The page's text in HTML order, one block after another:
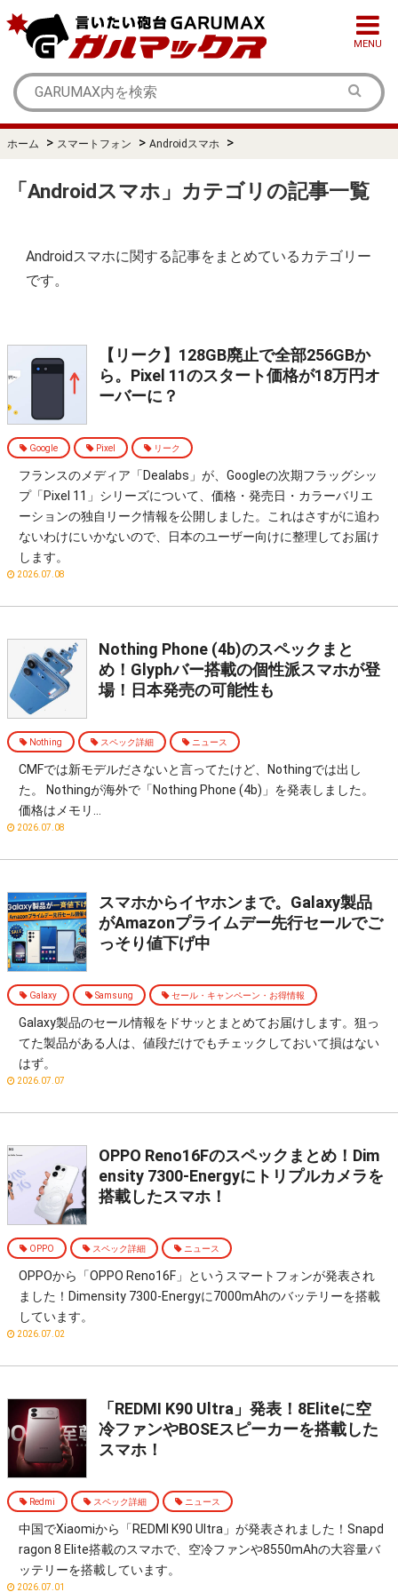
MENU
ホーム > スマートフォン > Androidスマホ >
「Androidスマホ」カテゴリの記事一覧
Androidスマホに関する記事をまとめているカテゴリー
です。
【リーク】128GB廃止で全部256GBか
ら。Pixel 11のスタート価格が18万円オ
ーバーに？
Google Pixel リーク
フランスのメディア「Dealabs」が、Googleの次期フラッグシッ
プ「Pixel 11」シリーズについて、価格・発売日・カラーバリエ
ーションの独自リーク情報を公開しました。これはさすがに追わ
ないわけにいかないので、日本のユーザー向けに整理してお届け
します。
2026.07.08
Nothing Phone (4b)のスペックまと
め！Glyphバー搭載の個性派スマホが登
場！日本発売の可能性も
Nothing スペック詳細 ニュース
CMFでは新モデルださないと言ってたけど、Nothingでは出し
た。 Nothingが海外で「Nothing Phone (4b)」を発表しました。
価格はメモリ…
2026.07.08
スマホからイヤホンまで。Galaxy製品
がAmazonプライムデー先行セールでご
っそり値下げ中
Galaxy Samsung セール・キャンペーン・お得情報
Galaxy製品のセール情報をドサッとまとめてお届けします。狙っ
てた製品がある人は、値段だけでもチェックしておいて損はない
はず。
2026.07.07
OPPO Reno16Fのスペックまとめ！Dim
ensity 7300-Energyにトリプルカメラを
搭載したスマホ！
OPPO スペック詳細 ニュース
OPPOから「OPPO Reno16F」というスマートフォンが発表され
ました！Dimensity 7300-Energyに7000mAhのバッテリーを搭載
しています。
2026.07.02
「REDMI K90 Ultra」発表！8Eliteに空
冷ファンやBOSEスピーカーを搭載した
スマホ！
Redmi スペック詳細 ニュース
中国でXiaomiから「REDMI K90 Ultra」が発表されました！Snapd
ragon 8 Elite搭載のスマホで、空冷ファンや8550mAhの大容量バ
ッテリーを搭載しています。
2026.07.01